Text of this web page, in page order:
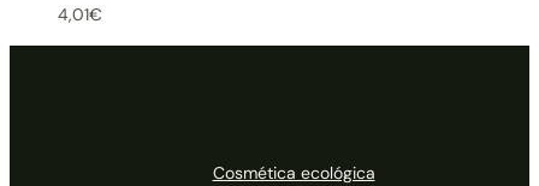
4,01€
Cosmética ecológica